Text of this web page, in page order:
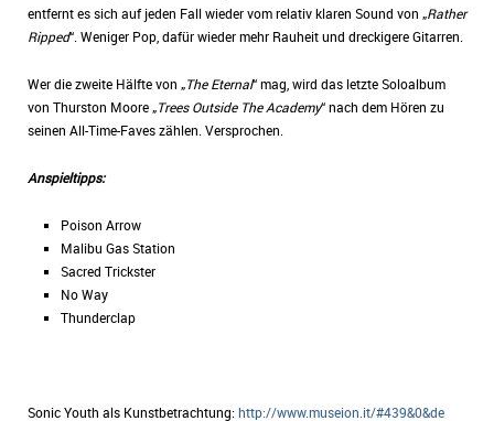
entfernt es sich auf jeden Fall wieder vom relativ klaren Sound von „Rather
Ripped“. Weniger Pop, dafür wieder mehr Rauheit und dreckigere Gitarren.
Wer die zweite Hälfte von „The Eternal“ mag, wird das letzte Soloalbum
von Thurston Moore „Trees Outside The Academy“ nach dem Hören zu
seinen All-Time-Faves zählen. Versprochen.
Anspieltipps:
Poison Arrow
Malibu Gas Station
Sacred Trickster
No Way
Thunderclap
Sonic Youth als Kunstbetrachtung:http://www.museion.it/#439&0&de